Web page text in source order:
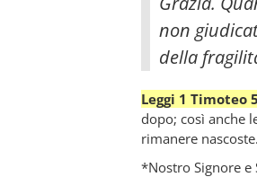
non
della
Leggi 1 Timoteo
dopo; così anche
rimanere nascoste.
*Nostro Signore e